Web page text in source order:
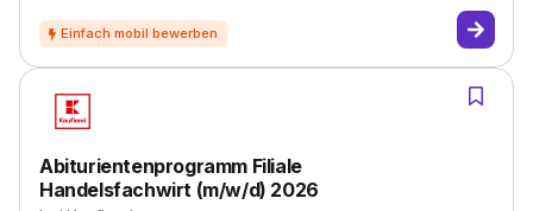
Abiturientenprogramm Filiale
Handelsfachwirt (m/w/d) 2026